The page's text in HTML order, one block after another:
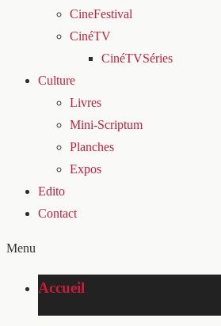
CineFestival
CinéTV
CinéTVSéries
Culture
Livres
Mini-Scriptum
Planches
Expos
Edito
Contact
Menu
Accueil